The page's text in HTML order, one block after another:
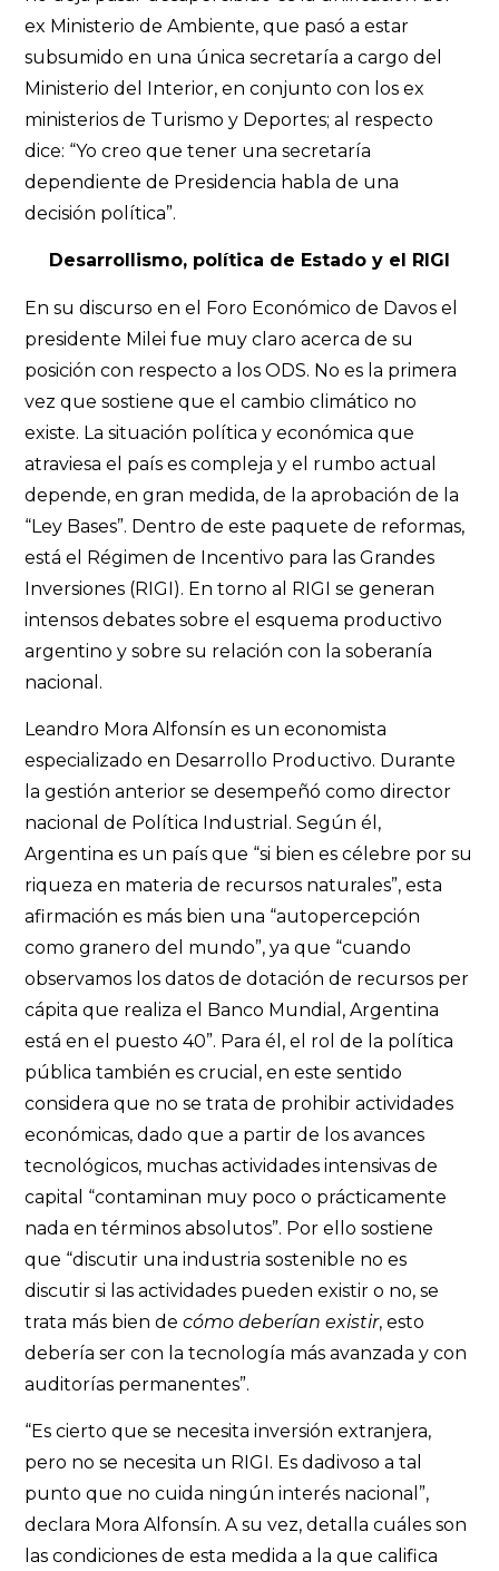
ex Ministerio de Ambiente, que pasó a estar
subsumido en una única secretaría a cargo del
Ministerio del Interior, en conjunto con los ex
ministerios de Turismo y Deportes; al respecto
dice: “Yo creo que tener una secretaría
dependiente de Presidencia habla de una
decisión política”.
Desarrollismo, política de Estado y el RIGI
En su discurso en el Foro Económico de Davos el
presidente Milei fue muy claro acerca de su
posición con respecto a los ODS. No es la primera
vez que sostiene que el cambio climático no
existe. La situación política y económica que
atraviesa el país es compleja y el rumbo actual
depende, en gran medida, de la aprobación de la
“Ley Bases”. Dentro de este paquete de reformas,
está el Régimen de Incentivo para las Grandes
Inversiones (RIGI). En torno al RIGI se generan
intensos debates sobre el esquema productivo
argentino y sobre su relación con la soberanía
nacional.
Leandro Mora Alfonsín es un economista
especializado en Desarrollo Productivo. Durante
la gestión anterior se desempeñó como director
nacional de Política Industrial. Según él,
Argentina es un país que “si bien es célebre por su
riqueza en materia de recursos naturales”, esta
afirmación es más bien una “autopercepción
como granero del mundo”, ya que “cuando
observamos los datos de dotación de recursos per
cápita que realiza el Banco Mundial, Argentina
está en el puesto 40”. Para él, el rol de la política
pública también es crucial, en este sentido
considera que no se trata de prohibir actividades
económicas, dado que a partir de los avances
tecnológicos, muchas actividades intensivas de
capital “contaminan muy poco o prácticamente
nada en términos absolutos”. Por ello sostiene
que “discutir una industria sostenible no es
discutir si las actividades pueden existir o no, se
trata más bien decómo deberían existir, esto
debería ser con la tecnología más avanzada y con
auditorías permanentes”.
“Es cierto que se necesita inversión extranjera,
pero no se necesita un RIGI. Es dadivoso a tal
punto que no cuida ningún interés nacional”,
declara Mora Alfonsín. A su vez, detalla cuáles son
las condiciones de esta medida a la que califica